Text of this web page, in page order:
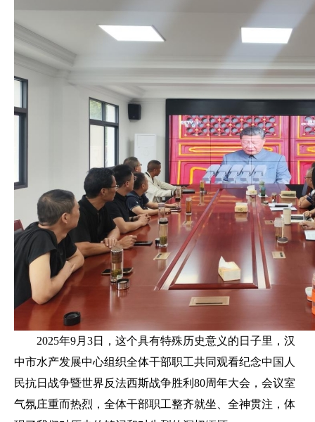
2025年9月3日，这个具有特殊历史意义的日子里，汉
中市水产发展中心组织全体干部职工共同观看纪念中国人
民抗日战争暨世界反法西斯战争胜利80周年大会，会议室
气氛庄重而热烈，全体干部职工整齐就坐、全神贯注，体